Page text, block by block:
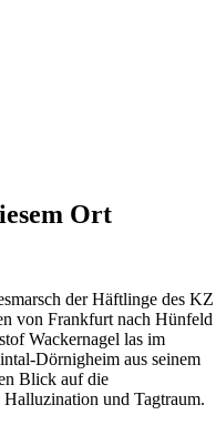
Ort
der Häftlinge des KZ
von Frankfurt nach Hünfeld
Wackernagel las im
Dörnigheim aus seinem
Blick auf die
und Tagtraum.